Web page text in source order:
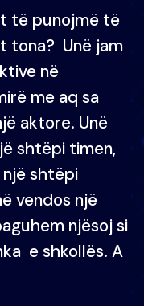
të punojmë të
tona? Unë jam
në
me aq sa
aktore. Unë
shtëpi timen,
shtëpi
vendos një
njësoj si
e shkollës. A